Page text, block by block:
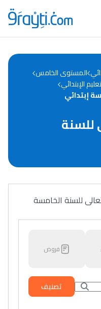
Catégories
d'actualitésالمستوى الخامس
الإبتدائي
إبتدائي
للسنة
للسنة الخامسة
فروض
تصنيف